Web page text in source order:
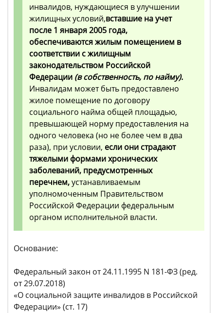
инвалидов, нуждающиеся в улучшении
жилищных условий,вставшие на учет
после 1 января 2005 года,
обеспечиваются жилым помещением в
соответствии с жилищным
законодательством Российской
Федерации (в собственность, по найму).
Инвалидам может быть предоставлено
жилое помещение по договору
социального найма общей площадью,
превышающей норму предоставления на
одного человека (но не более чем в два
раза), при условии, если они страдают
тяжелыми формами хронических
заболеваний, предусмотренных
перечнем,устанавливаемым
уполномоченным Правительством
Российской Федерации федеральным
органом исполнительной власти.
Основание:
Федеральный закон от 24.11.1995 N 181-ФЗ (ред.
от 29.07.2018)
«О социальной защите инвалидов в Российской
Федерации» (ст. 17)